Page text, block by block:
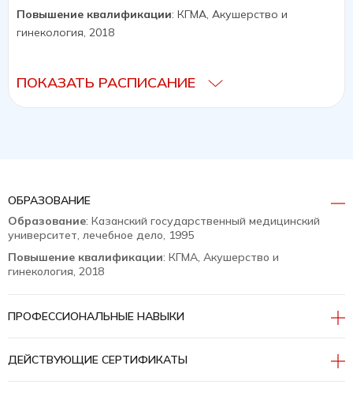
Повышение квалификации: КГМА, Акушерство и
гинекология, 2018
ПОКАЗАТЬ РАСПИСАНИЕ
ОБРАЗОВАНИЕ
Образование: Казанский государственный медицинский
университет, лечебное дело, 1995
Повышение квалификации: КГМА, Акушерство и
гинекология, 2018
ПРОФЕССИОНАЛЬНЫЕ НАВЫКИ
ДЕЙСТВУЮЩИЕ СЕРТИФИКАТЫ